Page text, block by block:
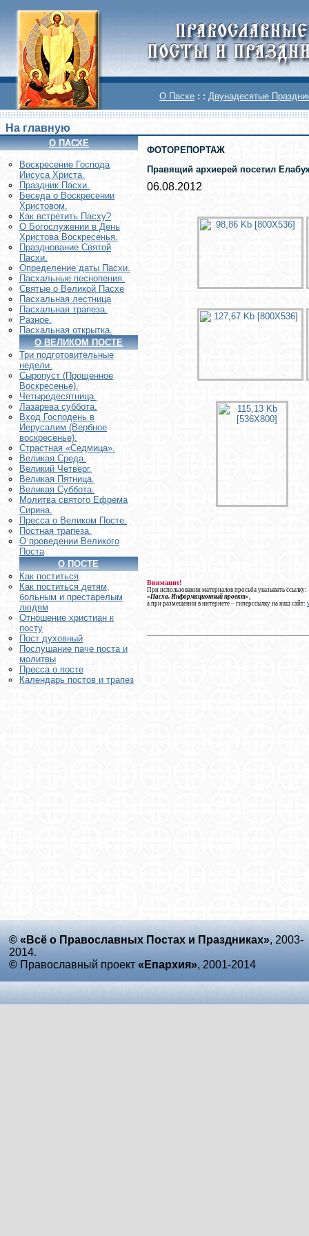
О Пасхе : : Двунадесятые
На главную
О ПАСХЕ
Воскреcение Господа
Иисуса Христа.
Праздник Пасхи.
Беседа о Воскресении
Христовом.
Как встретить Пасху?
О Богослужении в День
Христова Воскресенья.
Празднование Святой
Пасхи.
Определение даты Пасхи.
Пасхальные песнопения.
Святые о Великой Пасхе
Пасхальная лестница
Пасхальная трапеза.
Разное.
Пасхальная открытка.
О ВЕЛИКОМ ПОСТЕ
Три подготовительные
недели.
Сыропуст (Прощенное
Воскресенье).
Четыредесятница.
Лазарева суббота.
Вход Господень в
Иерусалим (Вербное
воскресенье).
Страстная «Седмица».
Великая Среда.
Великий Четверг.
Великая Пятница.
Великая Суббота.
Молитва святого Ефрема
Сирина.
Пресса о Великом Посте.
Постная трапеза.
О проведении Великого
Поста
О ПОСТЕ
Как поститься
Как поститься детям,
больным и престарелым
людям
Отношение христиан к
посту
Пост духовный
Послушание паче поста и
молитвы
Пресса о посте
Календарь постов и трапез
ФОТОРЕПОРТАЖ
Правящий архиерей посетил
06.08.2012
Внимание!
При использовании материалов просьба указывать ссылку:
«Пасха. Информационный проект»
а при размещении в интернете – гиперссылку на наш сайт:
© «Всё о Православных Постах и Праздниках», 2003-
2014.
© Православный проект «Епархия», 2001-2014